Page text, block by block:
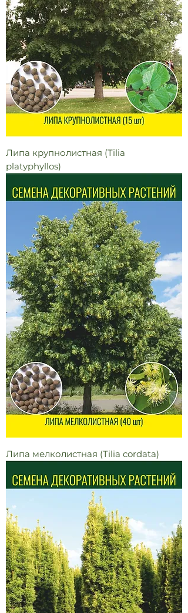
Липа крупнолистная (Tilia
platyphyllos)
Липа мелколистная (Tilia cordata)